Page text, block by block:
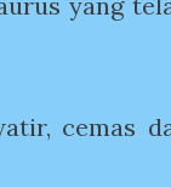
cemas